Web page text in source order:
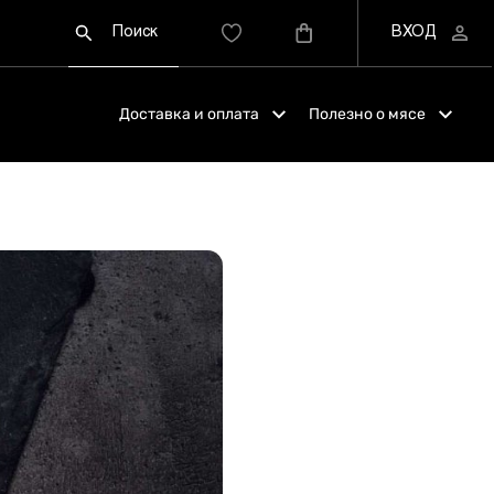
Доставка и оплата Полезно о мясе